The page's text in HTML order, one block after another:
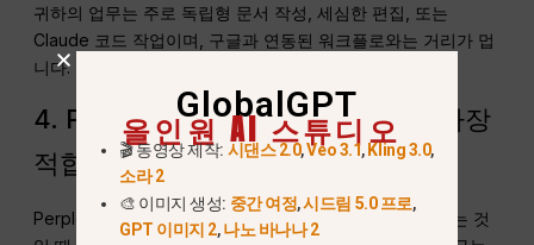
귀하의 업무는 주로 독립형 문서 작성, 세심한 편집, 또는
Claude 코드 작업이며, 구글과 연동된 워크플로와는 거리가 멉
니다.
4. Perplexity — 자료 중심 연구에 가장
적합
Perplexity는 실제 작업이 출처를 찾고, 비교하고, 확인하는 것
GlobalGPT
올인원 AI 스튜디오
🎬 동영상 제작: 시댄스 2.0,Veo 3.1, Kling 3.0,
소라 2
🎨 이미지 생성: 중간 여정,시드림 5.0 프로,
GPT 이미지 2,나노 바나나 2